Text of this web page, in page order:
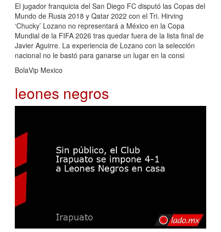
El jugador franquicia del San Diego FC disputó las Copas del
Mundo de Rusia 2018 y Qatar 2022 con el Tri. Hirving
‘Chucky’ Lozano no representará a México en la Copa
Mundial de la FIFA 2026 tras quedar fuera de la lista final de
Javier Aguirre. La experiencia de Lozano con la selección
nacional no le bastó para ganarse un lugar en la consi
BolaVip Mexico
leones negros